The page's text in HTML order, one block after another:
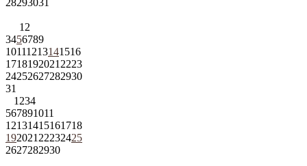
1 2
3456789
10111213141516
1718192021 2223
24252627282930
31
1 234
567891011
12131415161718
192021 22232425
2627282930